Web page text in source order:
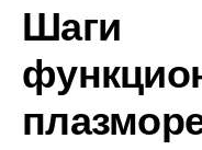
Шаги